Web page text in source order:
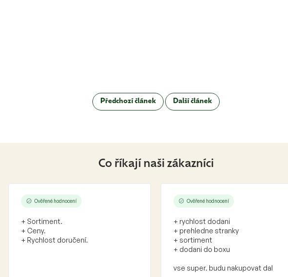
Předchozí článek Další článek
Co říkají naši zákazníci
Ověřené hodnocení
+ Sortiment.
+ Ceny.
+ Rychlost doručení.
Ověřené hodnocení
+ rychlost dodani
+ prehledne stranky
+ sortiment
+ dodani do boxu
vse super. budu nakupovat dal